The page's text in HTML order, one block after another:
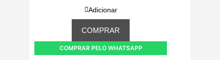
Adicionar
COMPRAR
COMPRAR PELO WHATSAPP